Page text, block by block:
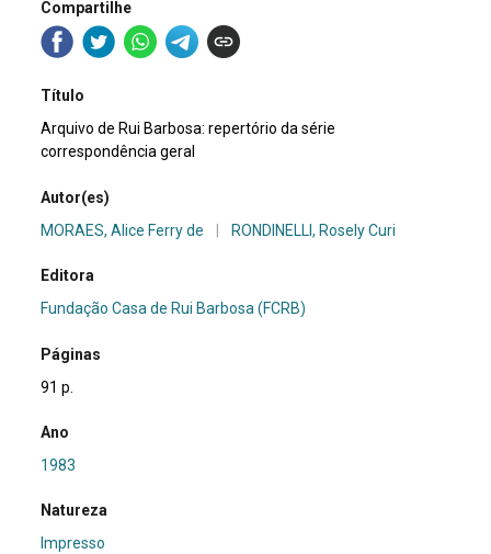
Compartilhe
Título
Arquivo de Rui Barbosa: repertório da série
correspondência geral
Autor(es)
MORAES, Alice Ferry de
RONDINELLI, Rosely Curi
Editora
Fundação Casa de Rui Barbosa (FCRB)
Páginas
91 p.
Ano
1983
Natureza
Impresso